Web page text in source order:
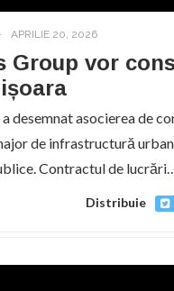
APRILIE 20, 2026
Group vor
desemnat asocierea de
de infrastructură
Contractul de lucrări…
Distribuie
anului